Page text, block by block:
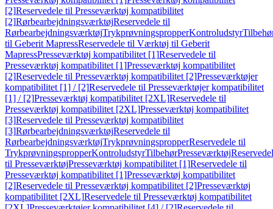
[2]Reservedele til Presseværktøj kompatibilitet
[2]RørbearbejdningsværktøjReservedele til
RørbearbejdningsværktøjTrykprøvningspropperKontroludstyr
til Geberit MapressReservedele til Værktøj til Geberit
MapressPresseværktøj kompatibilitet [1]Reservedele til
Presseværktøj kompatibilitet [1]Presseværktøj kompatibilitet
[2]Reservedele til Presseværktøj kompatibilitet [2]Presseværktøjer
kompatibilitet [1] / [2]Reservedele til Presseværktøjer kompatibilitet
[1] / [2]Presseværktøj kompatibilitet [2XL]Reservedele til
Presseværktøj kompatibilitet [2XL]Presseværktøj kompatibilitet
[3]Reservedele til Presseværktøj kompatibilitet
[3]RørbearbejdningsværktøjReservedele til
RørbearbejdningsværktøjTrykprøvningspropperReservedele til
TrykprøvningspropperKontroludstyrTilbehørPresseværktøj
til PresseværktøjPresseværktøj kompatibilitet [1]Reservedele til
Presseværktøj kompatibilitet [1]Presseværktøj kompatibilitet
[2]Reservedele til Presseværktøj kompatibilitet [2]Presseværktøj
kompatibilitet [2XL]Reservedele til Presseværktøj kompatibilitet